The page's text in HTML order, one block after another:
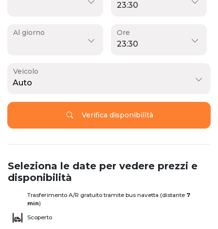
Al giorno Ore
Veicolo
Auto
Verifica disponibilità
Seleziona le date per vedere prezzi e
disponibilità
Trasferimento A/R gratuito tramite bus navetta (distante 7
min)
Scoperto